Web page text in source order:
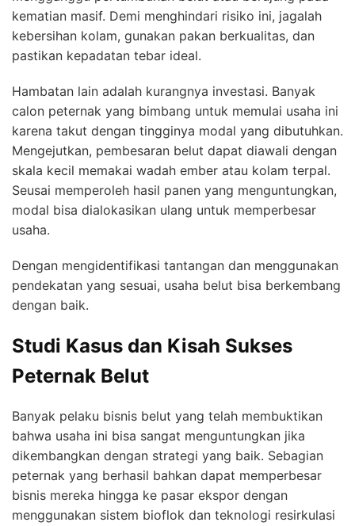
kematian masif. Demi menghindari risiko ini, jagalah
kebersihan kolam, gunakan pakan berkualitas, dan
pastikan kepadatan tebar ideal.
Hambatan lain adalah kurangnya investasi. Banyak
calon peternak yang bimbang untuk memulai usaha ini
karena takut dengan tingginya modal yang dibutuhkan.
Mengejutkan, pembesaran belut dapat diawali dengan
skala kecil memakai wadah ember atau kolam terpal.
Seusai memperoleh hasil panen yang menguntungkan,
modal bisa dialokasikan ulang untuk memperbesar
usaha.
Dengan mengidentifikasi tantangan dan menggunakan
pendekatan yang sesuai, usaha belut bisa berkembang
dengan baik.
Studi Kasus dan Kisah Sukses
Peternak Belut
Banyak pelaku bisnis belut yang telah membuktikan
bahwa usaha ini bisa sangat menguntungkan jika
dikembangkan dengan strategi yang baik. Sebagian
peternak yang berhasil bahkan dapat memperbesar
bisnis mereka hingga ke pasar ekspor dengan
menggunakan sistem bioflok dan teknologi resirkulasi